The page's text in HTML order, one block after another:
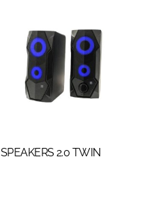
SPEAKERS 2.0 TWIN